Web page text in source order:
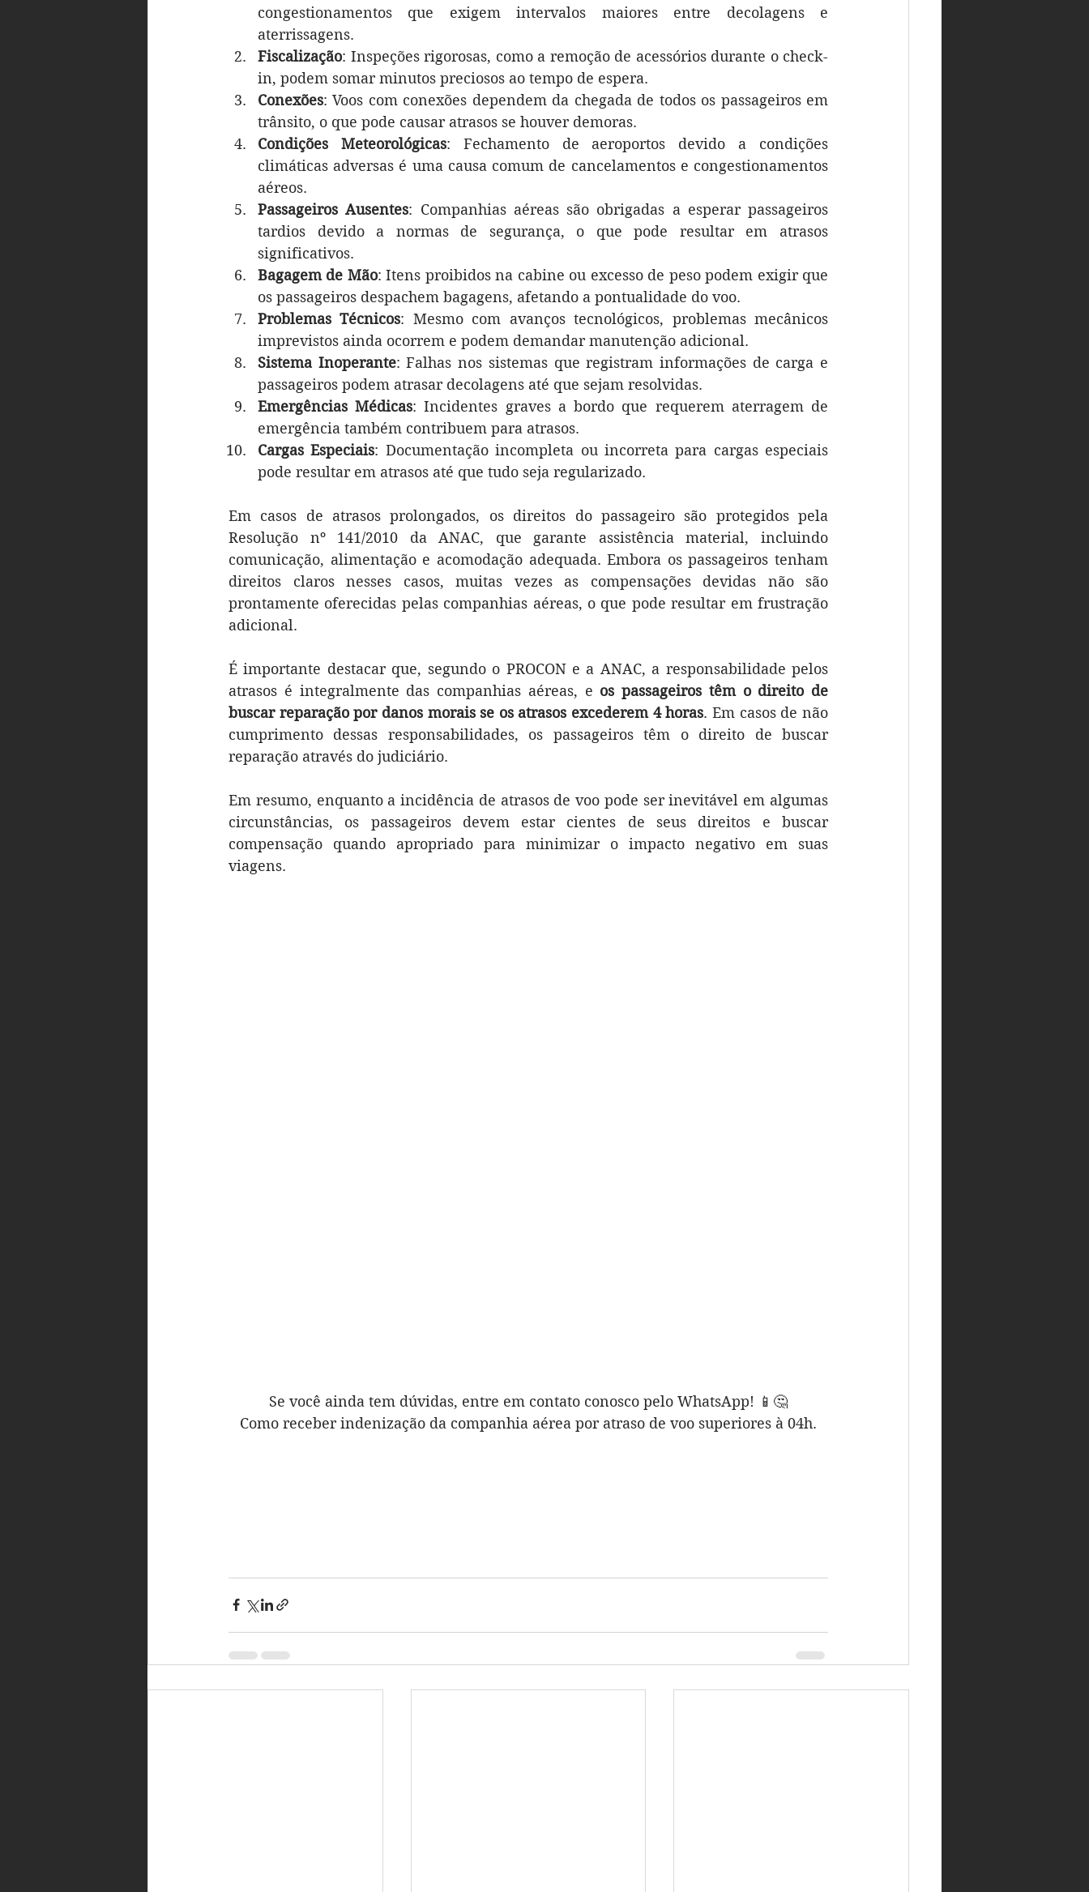
congestionamentos que exigem intervalos maiores entre decolagens e
aterrissagens.
Fiscalização: Inspeções rigorosas, como a remoção de acessórios durante o check-
in, podem somar minutos preciosos ao tempo de espera.
Conexões: Voos com conexões dependem da chegada de todos os passageiros em
trânsito, o que pode causar atrasos se houver demoras.
Condições Meteorológicas: Fechamento de aeroportos devido a condições
climáticas adversas é uma causa comum de cancelamentos e congestionamentos
aéreos.
Passageiros Ausentes: Companhias aéreas são obrigadas a esperar passageiros
tardios devido a normas de segurança, o que pode resultar em atrasos
significativos.
Bagagem de Mão: Itens proibidos na cabine ou excesso de peso podem exigir que
os passageiros despachem bagagens, afetando a pontualidade do voo.
Problemas Técnicos: Mesmo com avanços tecnológicos, problemas mecânicos
imprevistos ainda ocorrem e podem demandar manutenção adicional.
Sistema Inoperante: Falhas nos sistemas que registram informações de carga e
passageiros podem atrasar decolagens até que sejam resolvidas.
Emergências Médicas: Incidentes graves a bordo que requerem aterragem de
emergência também contribuem para atrasos.
Cargas Especiais: Documentação incompleta ou incorreta para cargas especiais
pode resultar em atrasos até que tudo seja regularizado.
Em casos de atrasos prolongados, os direitos do passageiro são protegidos pela
Resolução nº 141/2010 da ANAC, que garante assistência material, incluindo
comunicação, alimentação e acomodação adequada. Embora os passageiros tenham
direitos claros nesses casos, muitas vezes as compensações devidas não são
prontamente oferecidas pelas companhias aéreas, o que pode resultar em frustração
adicional.
É importante destacar que, segundo o PROCON e a ANAC, a responsabilidade pelos
atrasos é integralmente das companhias aéreas, e os passageiros têm o direito de
buscar reparação por danos morais se os atrasos excederem 4 horas. Em casos de não
cumprimento dessas responsabilidades, os passageiros têm o direito de buscar
reparação através do judiciário.
Em resumo, enquanto a incidência de atrasos de voo pode ser inevitável em algumas
circunstâncias, os passageiros devem estar cientes de seus direitos e buscar
compensação quando apropriado para minimizar o impacto negativo em suas
viagens.
Se você ainda tem dúvidas, entre em contato conosco pelo WhatsApp! 📱 🤔
Como receber indenização da companhia aérea por atraso de voo superiores à 04h.